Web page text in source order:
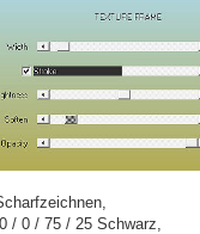
/ 0 / 75 / 25 Schwarz,